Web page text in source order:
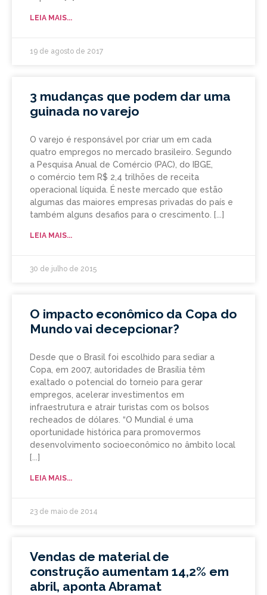
LEIA MAIS...
19 de agosto de 2017
3 mudanças que podem dar uma
guinada no varejo
O varejo é responsável por criar um em cada
quatro empregos no mercado brasileiro. Segundo
a Pesquisa Anual de Comércio (PAC), do IBGE,
o comércio tem R$ 2,4 trilhões de receita
operacional líquida. É neste mercado que estão
algumas das maiores empresas privadas do país e
também alguns desafios para o crescimento.
LEIA MAIS...
30 de julho de 2015
O impacto econômico da Copa do
Mundo vai decepcionar?
Desde que o Brasil foi escolhido para sediar a
Copa, em 2007, autoridades de Brasília têm
exaltado o potencial do torneio para gerar
empregos, acelerar investimentos em
infraestrutura e atrair turistas com os bolsos
recheados de dólares. “O Mundial é uma
oportunidade histórica para promovermos
desenvolvimento socioeconômico no âmbito local
LEIA MAIS...
23 de maio de 2014
Vendas de material de
construção aumentam 14,2% em
abril, aponta Abramat